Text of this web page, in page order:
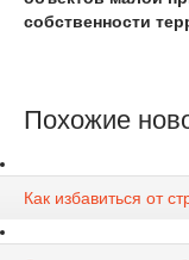
собственности
Похожие
Как избавиться от